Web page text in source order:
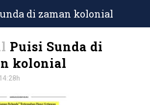
di zaman kolonial
Puisi Sunda di
kolonial